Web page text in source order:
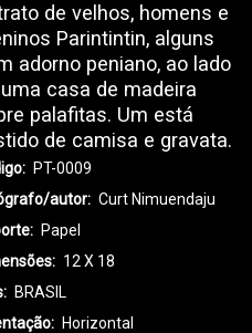
de velhos, homens e
Parintintin, alguns
adorno peniano, ao lado
casa de madeira
palafitas. Um está
de camisa e gravata.
PT-0009
autor
Curt Nimuendaju
Papel
12 X 18
BRASIL
Horizontal